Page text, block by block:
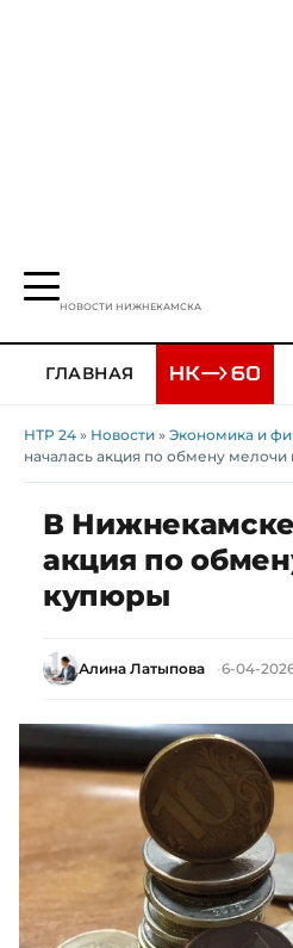
НОВОСТИ НИЖНЕКАМСКА
ГЛАВНАЯ
НТР 24 » Новости » Экономика и
началась акция по обмену
В
акция по
купюры
Алина Латыпова 6-04-